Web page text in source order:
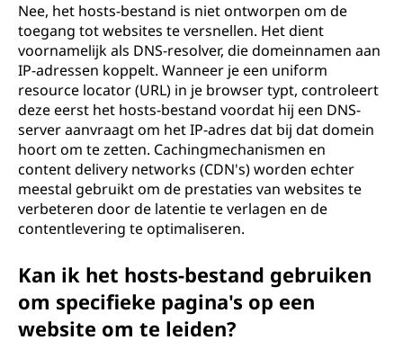
Nee, het hosts-bestand is niet ontworpen om de
toegang tot websites te versnellen. Het dient
voornamelijk als DNS-resolver, die domeinnamen aan
IP-adressen koppelt. Wanneer je een uniform
resource locator (URL) in je browser typt, controleert
deze eerst het hosts-bestand voordat hij een DNS-
server aanvraagt om het IP-adres dat bij dat domein
hoort om te zetten. Cachingmechanismen en
content delivery networks (CDN's) worden echter
meestal gebruikt om de prestaties van websites te
verbeteren door de latentie te verlagen en de
contentlevering te optimaliseren.
Kan ik het hosts-bestand gebruiken
om specifieke pagina's op een
website om te leiden?